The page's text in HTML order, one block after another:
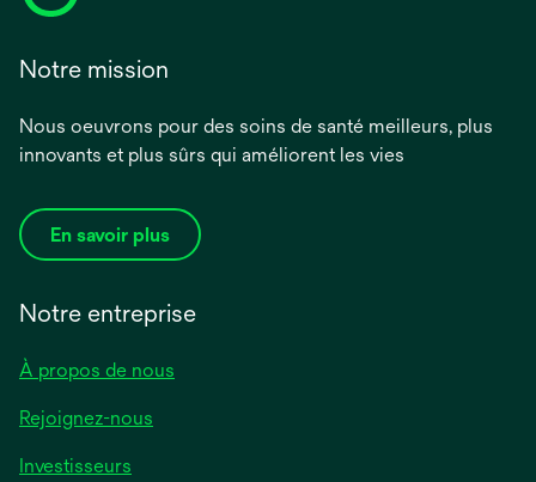
Notre mission
Nous oeuvrons pour des soins de santé meilleurs, plus
innovants et plus sûrs qui améliorent les vies
En savoir plus
Notre entreprise
À propos de nous
Rejoignez-nous
Investisseurs